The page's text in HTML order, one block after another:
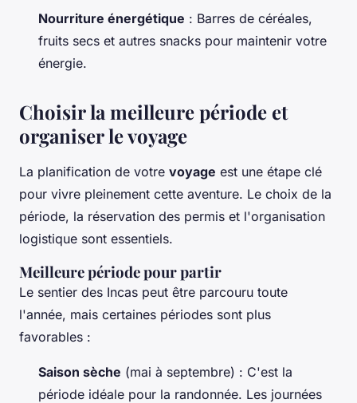
Nourriture énergétique : Barres de céréales,
fruits secs et autres snacks pour maintenir votre
énergie.
Choisir la meilleure période et
organiser le voyage
La planification de votre voyage est une étape clé
pour vivre pleinement cette aventure. Le choix de la
période, la réservation des permis et l'organisation
logistique sont essentiels.
Meilleure période pour partir
Le sentier des Incas peut être parcouru toute
l'année, mais certaines périodes sont plus
favorables :
Saison sèche (mai à septembre) : C'est la
période idéale pour la randonnée. Les journées